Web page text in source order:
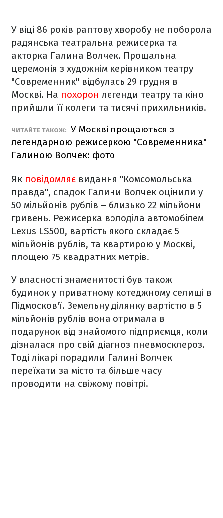
У віці 86 років раптову хворобу не поборола
радянська театральна режисерка та
акторка Галина Волчек. Прощальна
церемонія з художнім керівником театру
"Современник" відбулась 29 грудня в
Москві. На похорон легенди театру та кіно
прийшли її колеги та тисячі прихильників.
ЧИТАЙТЕ ТАКОЖ: У Москві прощаються з
легендарною режисеркою "Современника"
Галиною Волчек: фото
Як повідомляє видання "Комсомольська
правда", спадок Галини Волчек оцінили у
50 мільйонів рублів – близько 22 мільйони
гривень. Режисерка володіла автомобілем
Lexus LS500, вартість якого складає 5
мільйонів рублів, та квартирою у Москві,
площею 75 квадратних метрів.
У власності знаменитості був також
будинок у приватному котеджному селищі в
Підмосков'ї. Земельну ділянку вартістю в 5
мільйонів рублів вона отримала в
подарунок від знайомого підприємця, коли
дізналася про свій діагноз пневмосклероз.
Тоді лікарі порадили Галині Волчек
переїхати за місто та більше часу
проводити на свіжому повітрі.